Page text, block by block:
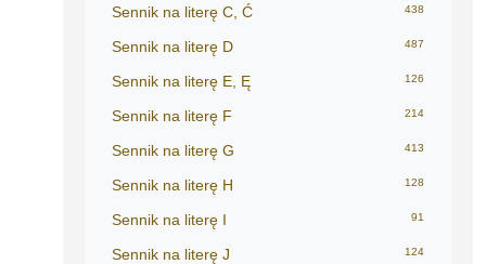
Sennik na literę C, Ć 438
Sennik na literę D 487
Sennik na literę E, Ę 126
Sennik na literę F 214
Sennik na literę G 413
Sennik na literę H 128
Sennik na literę I 91
Sennik na literę J 124